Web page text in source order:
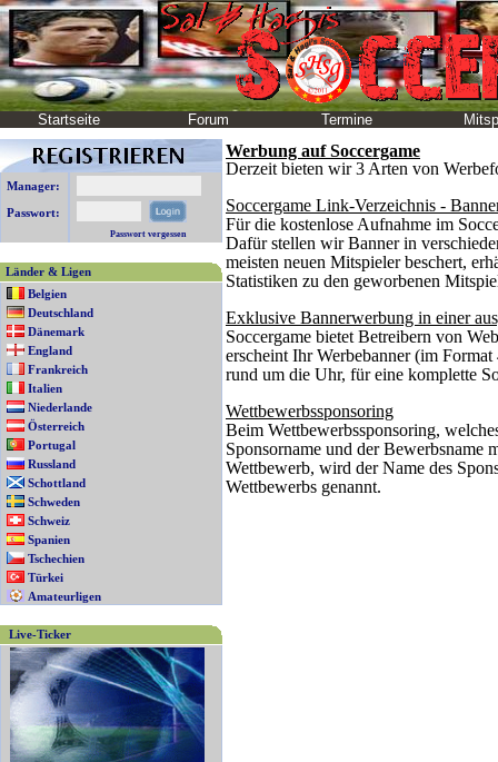
Startseite Forum Termine
Manager:
Passwort:
Passwort vergessen
Länder & Ligen
Belgien
Deutschland
Dänemark
England
Frankreich
Italien
Niederlande
Österreich
Portugal
Russland
Schottland
Schweden
Schweiz
Spanien
Tschechien
Türkei
Amateurligen
Live-Ticker
Werbung auf Soccergame
Derzeit bieten wir 3 Arten von
Soccergame Link-Verzeichnis -
Für die kostenlose Aufnahme im
Dafür stellen wir Banner in
meisten neuen Mitspieler beschert,
Statistiken zu den geworbenen
Exklusive Bannerwerbung in einer
Soccergame bietet Betreibern von
erscheint Ihr Werbebanner (im
rund um die Uhr, für eine komplette
Wettbewerbssponsoring
Beim Wettbewerbssponsoring,
Sponsorname und der
Wettbewerb, wird der Name des
Wettbewerbs genannt.